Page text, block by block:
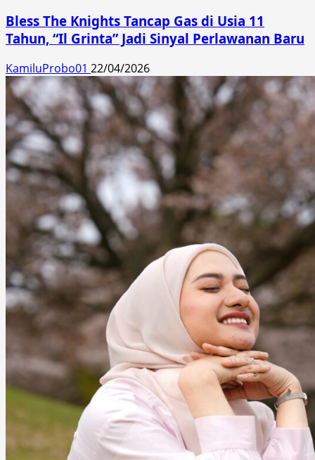
Bless The Knights Tancap Gas di Usia 11
Tahun, “Il Grinta” Jadi Sinyal Perlawanan Baru
KamiluProbo01 22/04/2026